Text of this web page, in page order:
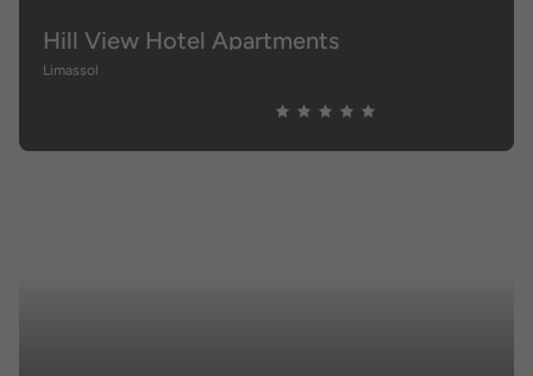
Hill View Hotel Apartments
Limassol